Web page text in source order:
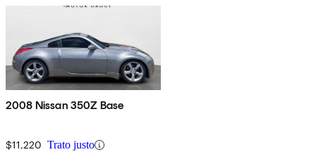
2008 Nissan 350Z Base
$11,220 Trato justo